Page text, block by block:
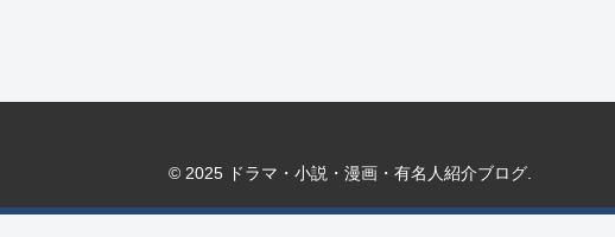
© 2025 ドラマ・小説・漫画・有名人紹介ブログ.